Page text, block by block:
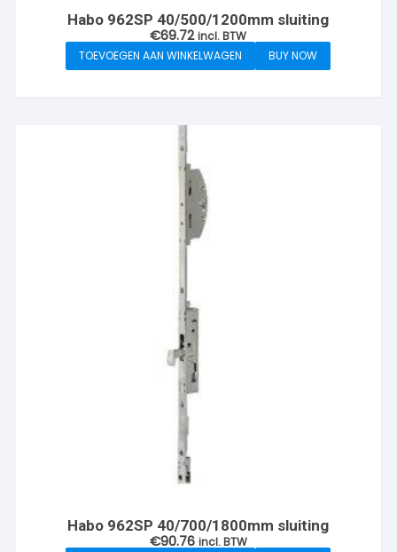
Habo 962SP 40/500/1200mm sluiting
€69.72 incl. BTW
TOEVOEGEN AAN WINKELWAGEN
BUY NOW
Habo 962SP 40/700/1800mm sluiting
€90.76 incl. BTW